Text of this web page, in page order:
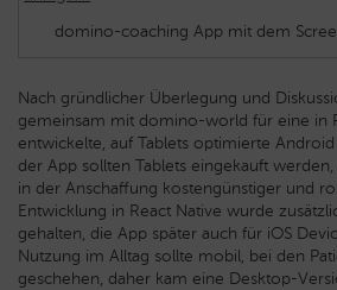
domino-coaching App mit dem
Nach gründlicher Überlegung und
gemeinsam mit domino-world für eine in
entwickelte, auf Tablets optimierte
der App sollten Tablets eingekauft
in der Anschaffung kostengünstiger und
Entwicklung in React Native wurde
gehalten, die App später auch für iOS
Nutzung im Alltag sollte mobil, bei den
geschehen, daher kam eine Desktop-